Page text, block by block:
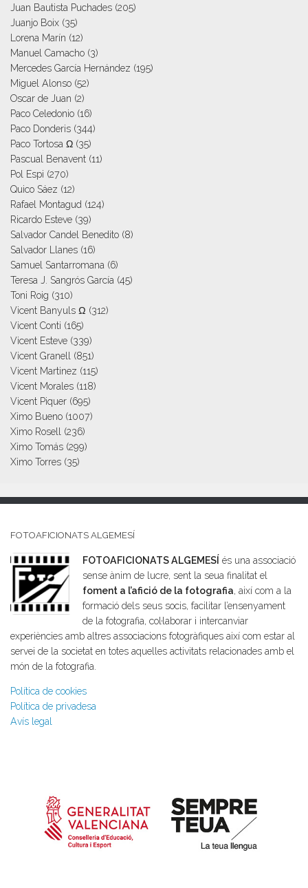
Juan Bautista Puchades (205)
Juanjo Boix (35)
Lorena Marín (12)
Manuel Camacho (3)
Mercedes García Hernández (195)
Miguel Alonso (52)
Oscar de Juan (2)
Paco Celedonio (16)
Paco Donderis (344)
Paco Tortosa Ω (35)
Pascual Benavent (11)
Pol Espi (270)
Quico Sáez (12)
Rafael Montagud (124)
Ricardo Esteve (39)
Salvador Candel Benedito (8)
Salvador Llanes (16)
Samuel Santarromana (6)
Teresa J. Sangrós García (45)
Toni Roig (310)
Vicent Banyuls Ω (312)
Vicent Conti (165)
Vicent Esteve (339)
Vicent Granell
(851)
Vicent Martinez (115)
Vicent Morales (118)
Vicent Piquer (695)
Ximo Bueno (1007)
Ximo Rosell
(236)
Ximo Tomás (299)
Ximo Torres (35)
FOTOAFICIONATS ALGEMESÍ
FOTOAFICIONATS ALGEMESÍ és una associació
sense ànim de lucre, sent la seua finalitat el
foment a l’afició de la fotografia, així com a la
formació dels seus socis, facilitar l’ensenyament
de la fotografia, col·laborar i intercanviar
experiències amb altres associacions fotogràfiques així com estar al
servei de la societat en totes aquelles activitats relacionades amb el
món de la fotografia.
Política de cookies
Política de privadesa
Avís legal